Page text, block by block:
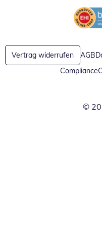
Öffnet
Vertrag widerrufen AGB
Compliance
©